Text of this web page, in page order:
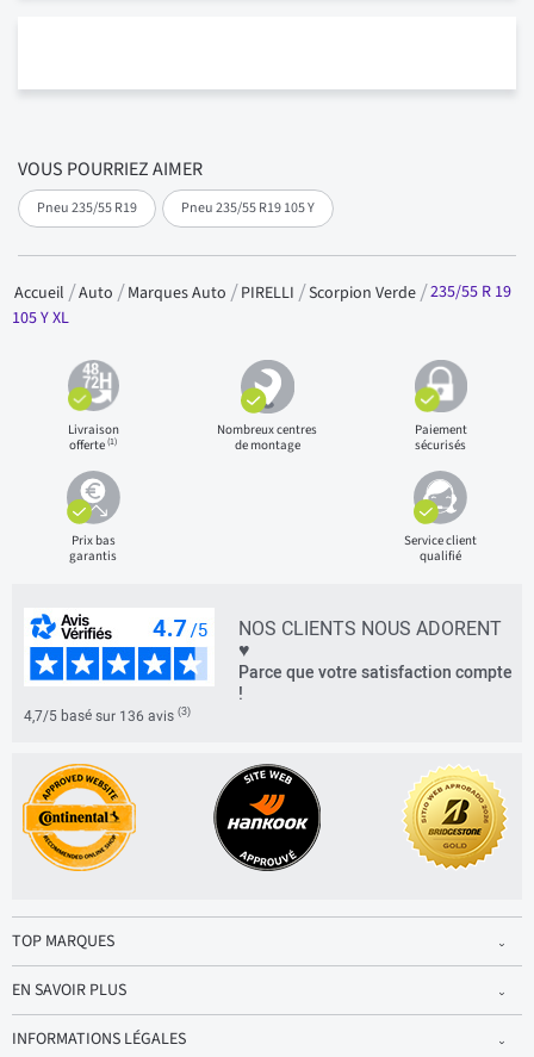
VOUS POURRIEZ AIMER
Pneu 235/55 R19 Pneu 235/55 R19 105 Y
Accueil Auto Marques Auto PIRELLI Scorpion Verde 235/55 R 19
105 Y XL
Livraison
offerte(1)
Nombreux centres
de montage
Paiement
sécurisés
Prix bas
garantis
Service client
qualifié
NOS CLIENTS NOUS ADORENT
♥
Parce que votre satisfaction compte
!
4,7/5 basé sur 136 avis (3)
TOP MARQUES
EN SAVOIR PLUS
INFORMATIONS LÉGALES